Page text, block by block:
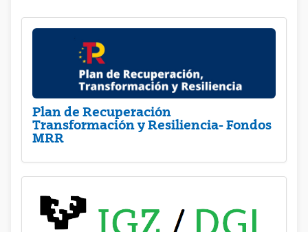
Plan de Recuperación
Transformación y Resiliencia- Fondos
MRR